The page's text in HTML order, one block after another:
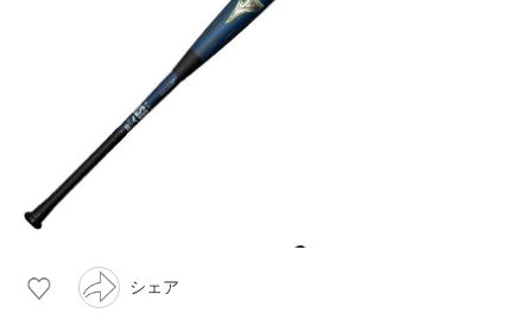
シェア